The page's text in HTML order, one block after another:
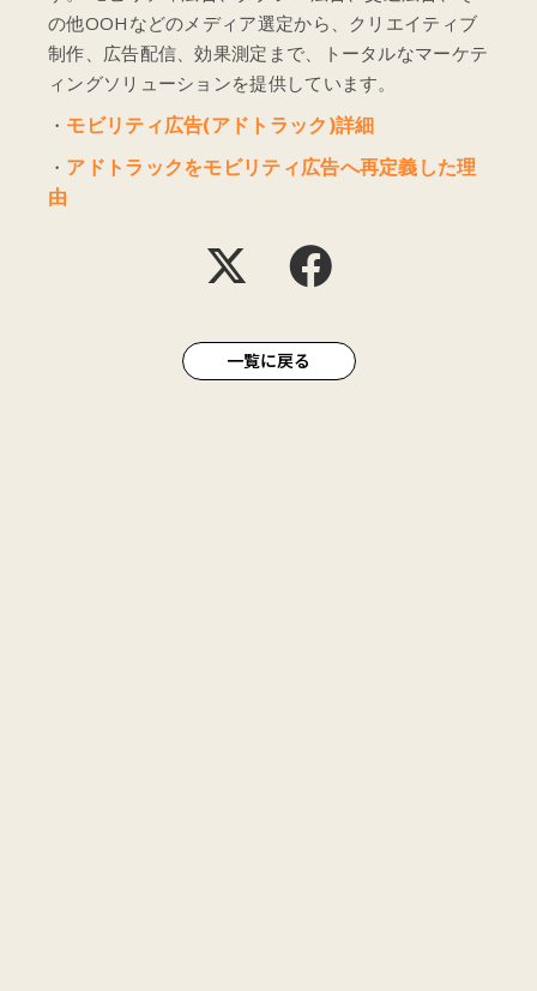
の他OOHなどのメディア選定から、クリエイティブ
制作、広告配信、効果測定まで、トータルなマーケテ
ィングソリューションを提供しています。
・ モビリティ広告(アドトラック)詳細
・ アドトラックをモビリティ広告へ再定義した理
由
一覧に戻る